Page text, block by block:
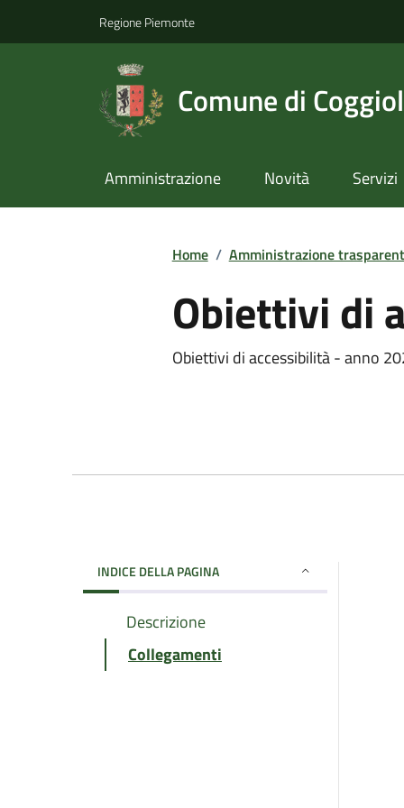
Regione Piemonte
Comune di
Amministrazione Novità Servizi
Home / Amministrazione
Obiettivi di
Obiettivi di accessibilità - anno
INDICE DELLA PAGINA
Descrizione
Collegamenti